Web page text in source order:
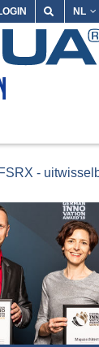
NL
-